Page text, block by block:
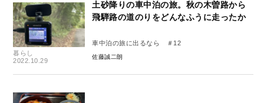
暮らし
2022.10.29
土砂降りの車中泊の旅。秋の木曽路から
飛騨路の道のりをどんなふうに走ったか
車中泊の旅に出るなら ＃12
佐藤誠二朗